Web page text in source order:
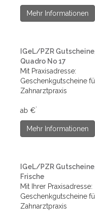
Mehr Informationen
IGeL/PZR
Quadro No 17
Mit Praxisadresse:
Geschenkgutscheine
Zahnarztpraxis
ab €*
Mehr Informationen
IGeL/PZR
Frische
Mit Ihrer Praxisadresse:
Geschenkgutscheine
Zahnarztpraxis